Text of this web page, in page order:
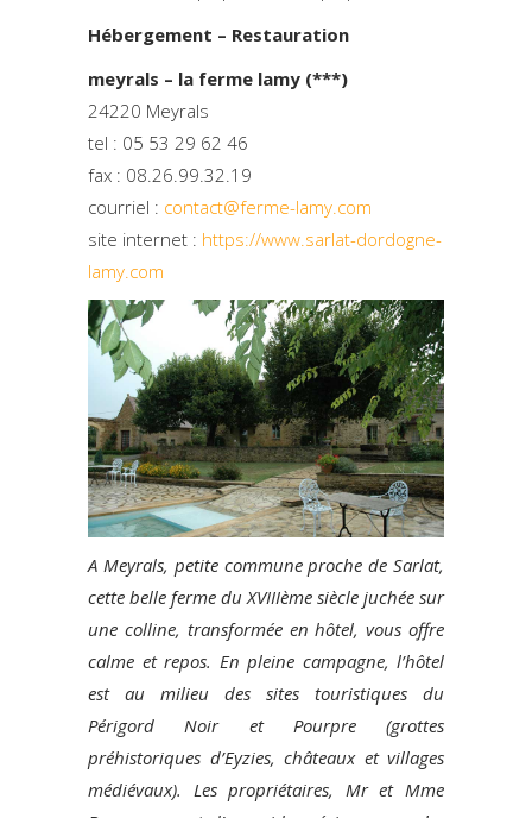
Hébergement – Restauration
meyrals – la ferme lamy (***)
24220 Meyrals
tel : 05 53 29 62 46
fax : 08.26.99.32.19
courriel : contact@ferme-lamy.com
site internet : https://www.sarlat-dordogne-
lamy.com
A Meyrals, petite commune proche de Sarlat,
cette belle ferme du XVIIIème siècle juchée sur
une colline, transformée en hôtel, vous offre
calme et repos. En pleine campagne, l’hôtel
est au milieu des sites touristiques du
Périgord Noir et Pourpre (grottes
préhistoriques d’Eyzies, châteaux et villages
médiévaux). Les propriétaires, Mr et Mme